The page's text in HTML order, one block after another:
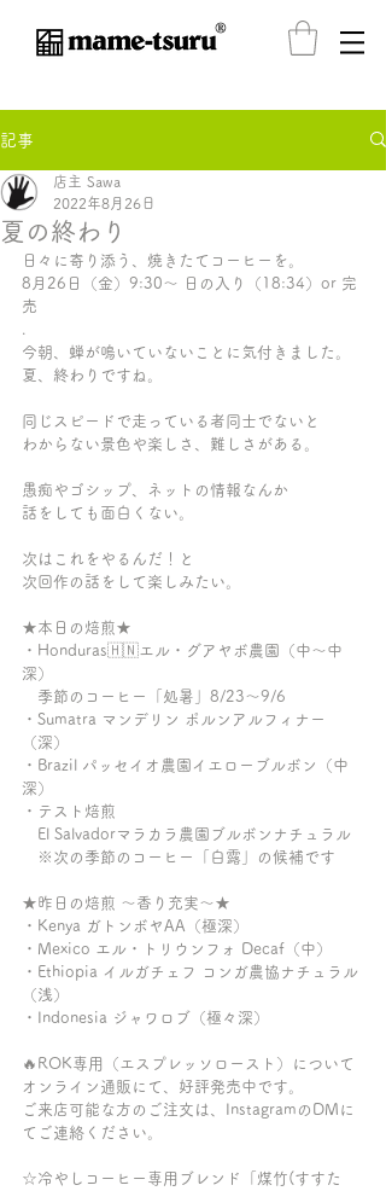
®️
記事
夏の終わり
店主 Sawa
2022年8月26日
日々に寄り添う、焼きたてコーヒーを。
8月26日（金）9:30〜 日の入り（18:34）or 完
売
今朝、蝉が鳴いていないことに気付きました。
夏、終わりですね。
同じスピードで走っている者同士でないと
わからない景色や楽しさ、難しさがある。
愚痴やゴシップ、ネットの情報なんか
話をしても面白くない。
次はこれをやるんだ！と
次回作の話をして楽しみたい。
★本日の焙煎★
・Honduras🇭🇳エル・グアヤボ農園（中〜中
深）
季節のコーヒー「処暑」8/23〜9/6
・Sumatra マンデリン ポルンアルフィナー
（深）
・Brazil パッセイオ農園イエローブルボン（中
深）
・テスト焙煎
El Salvadorマラカラ農園ブルボンナチュラル
※次の季節のコーヒー「白露」の候補です
★昨日の焙煎 〜香り充実〜★
・Kenya ガトンボヤAA（極深）
・Mexico エル・トリウンフォ Decaf（中）
・Ethiopia イルガチェフ コンガ農協ナチュラル
（浅）
・Indonesia ジャワロブ（極々深）
🔥ROK専用（エスプレッソロースト）について
オンライン通販にて、好評発売中です。
ご来店可能な方のご注文は、InstagramのDMに
てご連絡ください。
☆冷やしコーヒー専用ブレンド「煤竹(すすた